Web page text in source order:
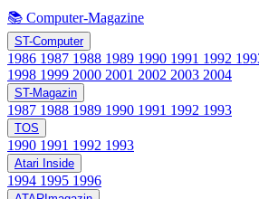
📚 Computer-Magazine
ST-Computer
1986 1987 1988 1989 1990 1991 1992
1998 1999 2000 2001 2002 2003 2004
ST-Magazin
1987 1988 1989 1990 1991 1992 1993
TOS
1990 1991 1992 1993
Atari Inside
1994 1995 1996